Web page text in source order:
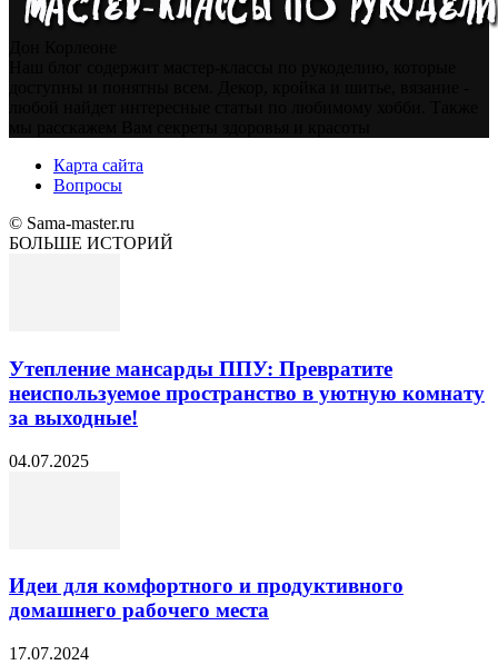
Карта сайта
Вопросы
© Sama-master.ru
БОЛЬШЕ ИСТОРИЙ
Утепление мансарды ППУ: Превратите
неиспользуемое пространство в уютную комнату
за выходные!
04.07.2025
Идеи для комфортного и продуктивного
домашнего рабочего места
17.07.2024